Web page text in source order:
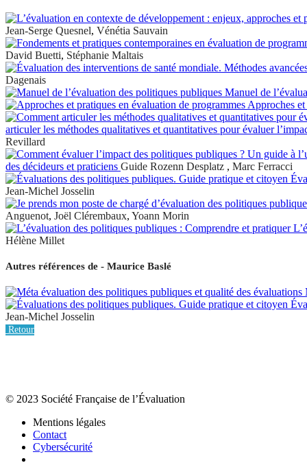
Jean-Serge Quesnel, Vénétia Sauvain
David Buetti, Stéphanie Maltais
Dagenais
Manuel de
Approches
articuler les méthodes qualitatives et quantitatives pour évaluer
Revillard
des décideurs et praticiens Guide Rozenn Desplatz , Marc Ferracci
Jean-Michel Josselin
Anguenot, Joël Clérembaux, Yoann Morin
Hélène Millet
Autres références de - Maurice Baslé
Jean-Michel Josselin
Retour
© 2023 Société Française de l’Évaluation
Mentions légales
Contact
Cybersécurité